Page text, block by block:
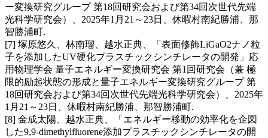
ー変換研究グループ 第18回研究会および第34回次世代先端
光科学研究会）、2025年1月21～23日、休暇村南紀勝浦、那
智勝浦町.
[7] 塚原悠久、林南瑠、越水正典、「表面修飾LiGaO2ナノ粒
子を添加したUV硬化プラスチックシンチレータの開発」応
用物理学会 量子エネルギー変換研究会 第1回研究会（兼 極
限的励起状態の形成と量子エネルギー変換研究グループ 第
18回研究会および第34回次世代先端光科学研究会）、2025年
1月21～23日、休暇村南紀勝浦、那智勝浦町.
[8] 金成太陽、越水正典、「エネルギー移動の効率化を企図
した9,9-dimethylfluorene添加プラスチックシンチレータの開